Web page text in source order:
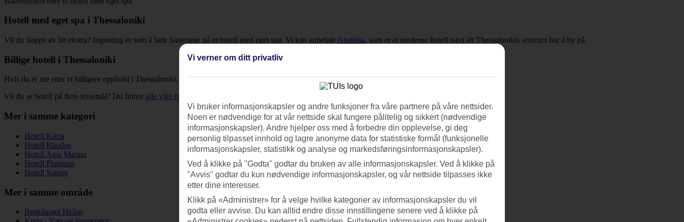
Hotell med eget spa i Thessaloniki
Vil du slappe av litt ekstra? Ingenting er som å lade batteriene på et hotell med eget spa. Vi kan anbefale Anatolia, som er et moderne hotell nært alt Thessalonikis sentrum har å by på.
Billige hotell i Thessaloniki
Hvis du er ute etter et billigere opphold i Thessaloniki, kan du sortere listen fra laveste til høyeste pris på datoene du er interessert i.
Vil du se hotell på flere reisemål? Du finner alle våre hotell
Mer i samme kategori
Hotell Kreta
Hotell Rhodos
Hotell Agia Marina
Hotell Platanias
Hotell Samos
Mer i samme område
Restplasser Hellas
Vi verner om ditt privatliv
Vi bruker informasjonskapsler og andre funksjoner fra våre partnere på våre nettsider.
Noen er nødvendige for at vår nettside skal fungere pålitelig og sikkert (nødvendige
informasjonskapsler). Andre hjelper oss med å forbedre din opplevelse, gi deg
personlig tilpasset innhold og lagre anonyme data for statistiske formål (funksjonelle
informasjonskapsler, statistikk og analyse og markedsføringsinformasjonskapsler).
Ved å klikke på "Godta" godtar du bruken av alle informasjonskapsler. Ved å klikke på
"Avvis" godtar du kun nødvendige informasjonskapsler, og vår nettside tilpasses ikke
etter dine interesser.
Klikk på «Administrer» for å velge hvilke kategorier av informasjonskapsler du vil
godta eller avvise. Du kan alltid endre disse innstillingene senere ved å klikke på